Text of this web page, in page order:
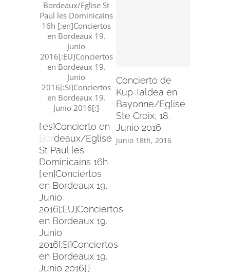
[:es]Concierto en
Bordeaux/Eglise
St Paul les
Dominicains 16h
[:en]Conciertos
en Bordeaux 19.
Junio
2016[:EU]Conciertos
en Bordeaux 19.
Junio
2016[:SI]Conciertos
en Bordeaux 19.
Junio 2016[:]
Concierto de
Kup Taldea en
Bayonne/Eglise
Ste Croix, 18.
Junio 2016
junio 18th, 2016